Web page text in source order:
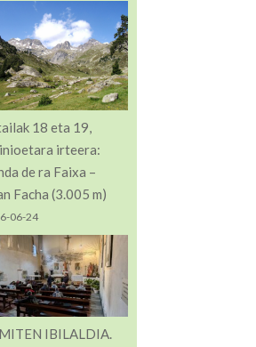
18 eta 19,
irteera:
de ra Faixa –
Facha (3.005 m)
06-24
IBILALDIA.